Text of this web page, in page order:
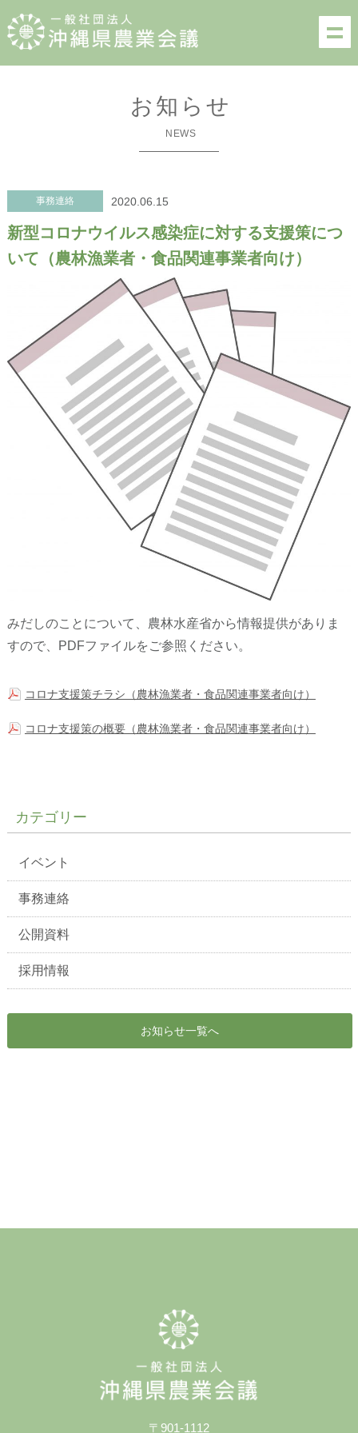
お知らせ
NEWS
事務連絡 2020.06.15
新型コロナウイルス感染症に対する支援策につ
いて（農林漁業者・食品関連事業者向け）
みだしのことについて、農林水産省から情報提供がありま
すので、PDFファイルをご参照ください。
コロナ支援策チラシ（農林漁業者・食品関連事業者向け）
コロナ支援策の概要（農林漁業者・食品関連事業者向け）
カテゴリー
イベント
事務連絡
公開資料
採用情報
お知らせ一覧へ
〒901-1112